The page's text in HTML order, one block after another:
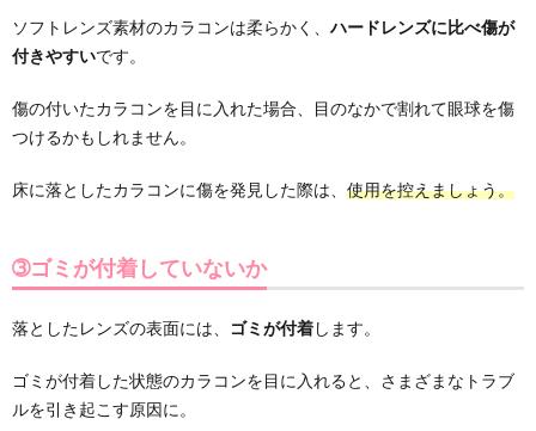
ソフトレンズ素材のカラコンは柔らかく、ハードレンズに比べ傷が
付きやすいです。
傷の付いたカラコンを目に入れた場合、目のなかで割れて眼球を傷
つけるかもしれません。
床に落としたカラコンに傷を発見した際は、 使用を控えましょう。
➂ゴミが付着していないか
落としたレンズの表面には、 ゴミが付着します。
ゴミが付着した状態のカラコンを目に入れると、さまざまなトラブ
ルを引き起こす原因に。